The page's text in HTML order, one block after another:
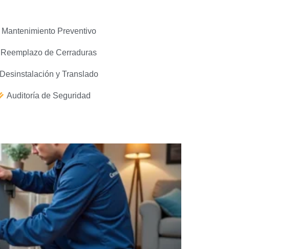
Mantenimiento Preventivo
Reemplazo de Cerraduras
Desinstalación y Translado
Auditoría de Seguridad